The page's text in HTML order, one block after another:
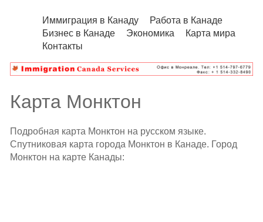
Иммиграция в Канаду
Работа в Канаде
Бизнес в Канаде
Экономика
Карта мира
Контакты
Карта Монктон
Подробная карта Монктон на русском языке.
Спутниковая карта города Монктон в Канаде. Город
Монктон на карте Канады: